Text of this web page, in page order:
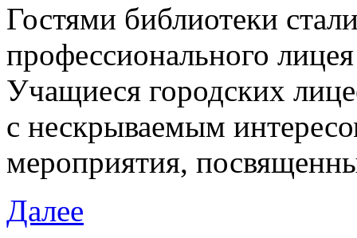
Гостями библиотеки
профессионального
Учащиеся городских
с нескрываемым
мероприятия,
Далее